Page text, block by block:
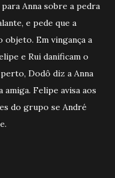
Anna sobre a pedra
e pede que a
Em vingança a
e Rui danificam o
Dodô diz a Anna
Felipe avisa aos
do grupo se André